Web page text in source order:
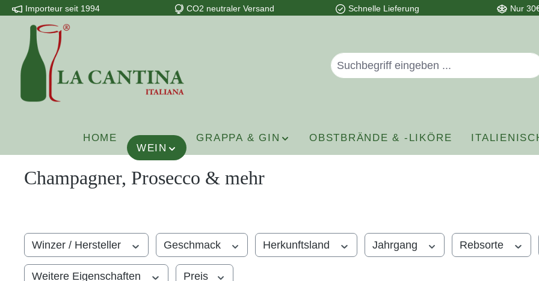
Hauptinhalt springen
Zur Suche springen
Zur Hauptnavigation springen
Importeur seit 1994 CO2 neutraler Versand Schnelle Lieferung Nur
HOME
WEIN
GRAPPA & GIN OBSTBRÄNDE & -LIKÖRE
Champagner, Prosecco & mehr
Winzer / Hersteller Geschmack Herkunftsland Jahrgang Rebsorte
Weitere Eigenschaften Preis